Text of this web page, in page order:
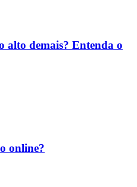
alto demais? Entenda o
online?